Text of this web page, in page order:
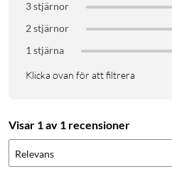
3 stjärnor
2 stjärnor
1 stjärna
Klicka ovan för att filtrera
Visar 1 av 1 recensioner
Relevans